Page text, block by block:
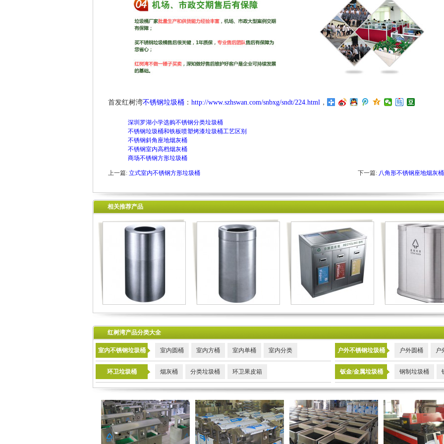
首发红树湾不锈钢垃圾桶 ： http://www.szhswan.com/snbxg/sndt/224.html ，
深圳罗湖小学选购不锈钢分类垃圾桶
不锈钢垃圾桶和铁板喷塑烤漆垃圾桶工艺区别
不锈钢斜角座地烟灰桶
不锈钢室内高档烟灰桶
商场不锈钢方形垃圾桶
上一篇: 立式室内不锈钢方形垃圾桶 下一篇: 八角形不锈钢座地烟灰桶
相关推荐产品
红树湾产品分类大全
室内不锈钢垃圾桶 室内圆桶 室内方桶 室内单桶 室内分类
环卫垃圾桶 烟灰桶 分类垃圾桶 环卫果皮箱
户外不锈钢垃圾桶 户外圆桶 户
钣金/金属垃圾桶 钢制垃圾桶